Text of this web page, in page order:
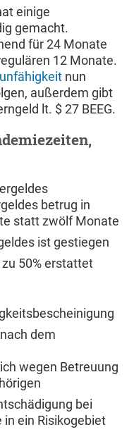
einige
gemacht.
für 24 Monate
12 Monate.
nun
außerdem gibt
lt. $ 27 BEEG.
betrug in
statt zwölf Monate
ist gestiegen
50% erstattet
dem
wegen Betreuung
bei
in ein Risikogebiet